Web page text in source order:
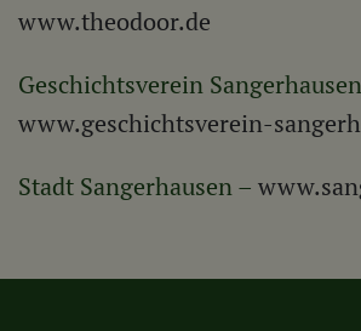
www.theodoor.de
Geschichtsverein
www.geschichtsverein-
Stadt Sangerhausen –